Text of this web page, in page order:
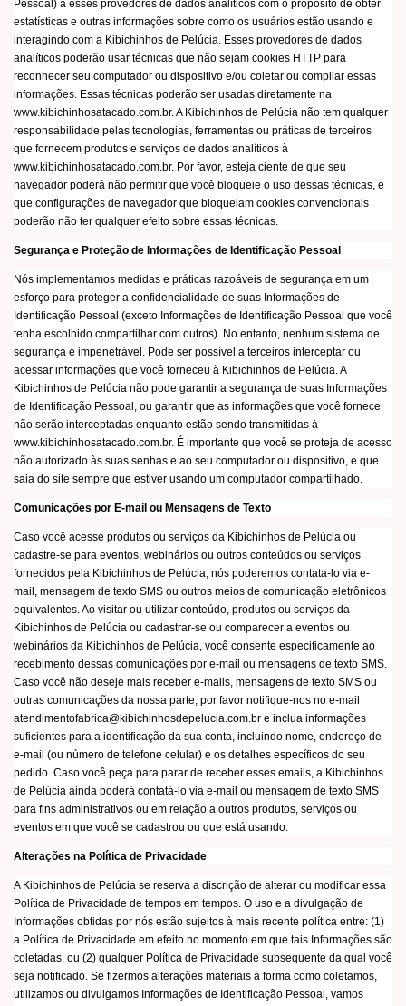
Pessoal) a esses provedores de dados analíticos com o propósito de obter
estatísticas e outras informações sobre como os usuários estão usando e
interagindo com a Kibichinhos de Pelúcia. Esses provedores de dados
analíticos poderão usar técnicas que não sejam cookies HTTP para
reconhecer seu computador ou dispositivo e/ou coletar ou compilar essas
informações. Essas técnicas poderão ser usadas diretamente na
www.kibichinhosatacado.com.br. A Kibichinhos de Pelúcia não tem qualquer
responsabilidade pelas tecnologias, ferramentas ou práticas de terceiros
que fornecem produtos e serviços de dados analíticos à
www.kibichinhosatacado.com.br. Por favor, esteja ciente de que seu
navegador poderá não permitir que você bloqueie o uso dessas técnicas, e
que configurações de navegador que bloqueiam cookies convencionais
poderão não ter qualquer efeito sobre essas técnicas.
Segurança e Proteção de Informações de Identificação Pessoal
Nós implementamos medidas e práticas razoáveis de segurança em um
esforço para proteger a confidencialidade de suas Informações de
Identificação Pessoal (exceto Informações de Identificação Pessoal que você
tenha escolhido compartilhar com outros). No entanto, nenhum sistema de
segurança é impenetrável. Pode ser possível a terceiros interceptar ou
acessar informações que você forneceu à Kibichinhos de Pelúcia. A
Kibichinhos de Pelúcia não pode garantir a segurança de suas Informações
de Identificação Pessoal, ou garantir que as informações que você fornece
não serão interceptadas enquanto estão sendo transmitidas à
www.kibichinhosatacado.com.br. É importante que você se proteja de acesso
não autorizado às suas senhas e ao seu computador ou dispositivo, e que
saia do site sempre que estiver usando um computador compartilhado.
Comunicações por E-mail ou Mensagens de Texto
Caso você acesse produtos ou serviços da Kibichinhos de Pelúcia ou
cadastre-se para eventos, webinários ou outros conteúdos ou serviços
fornecidos pela Kibichinhos de Pelúcia, nós poderemos contata-lo via e-
mail, mensagem de texto SMS ou outros meios de comunicação eletrônicos
equivalentes. Ao visitar ou utilizar conteúdo, produtos ou serviços da
Kibichinhos de Pelúcia ou cadastrar-se ou comparecer a eventos ou
webinários da Kibichinhos de Pelúcia, você consente especificamente ao
recebimento dessas comunicações por e-mail ou mensagens de texto SMS.
Caso você não deseje mais receber e-mails, mensagens de texto SMS ou
outras comunicações da nossa parte, por favor notifique-nos no e-mail
atendimentofabrica@kibichinhosdepelucia.com.br e inclua informações
suficientes para a identificação da sua conta, incluindo nome, endereço de
e-mail (ou número de telefone celular) e os detalhes específicos do seu
pedido. Caso você peça para parar de receber esses emails, a Kibichinhos
de Pelúcia ainda poderá contatá-lo via e-mail ou mensagem de texto SMS
para fins administrativos ou em relação a outros produtos, serviços ou
eventos em que você se cadastrou ou que está usando.
Alterações na Política de Privacidade
A Kibichinhos de Pelúcia se reserva a discrição de alterar ou modificar essa
Política de Privacidade de tempos em tempos. O uso e a divulgação de
Informações obtidas por nós estão sujeitos à mais recente política entre: (1)
a Política de Privacidade em efeito no momento em que tais Informações são
coletadas, ou (2) qualquer Política de Privacidade subsequente da qual você
seja notificado. Se fizermos alterações materiais à forma como coletamos,
utilizamos ou divulgamos Informações de Identificação Pessoal, vamos